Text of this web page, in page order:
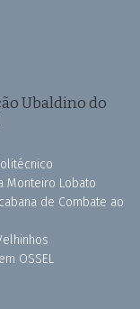
Ubaldino do
Monteiro Lobato
de Combate ao
OSSEL